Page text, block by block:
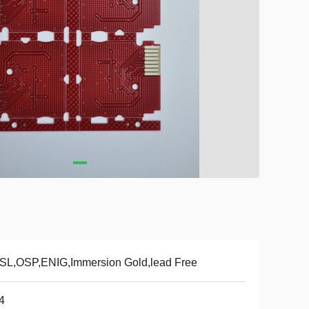
Gold,lead Free